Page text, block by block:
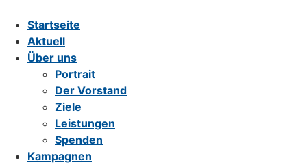
Inhalt
wechseln
Startseite
Aktuell
Über uns
Portrait
Der Vorstand
Ziele
Leistungen
Spenden
Kampagnen